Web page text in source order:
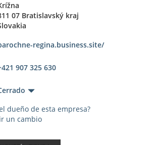
07 Bratislavský kraj
regina.business.site/
907 325 630
dueño de esta empresa?
un cambio